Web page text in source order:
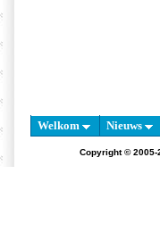
Welkom Nieuws
Copyright ©